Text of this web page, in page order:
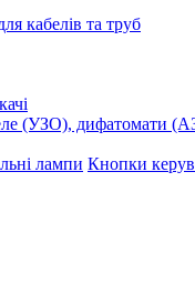
кабелів та труб
(УЗО), дифатомати
Кнопки